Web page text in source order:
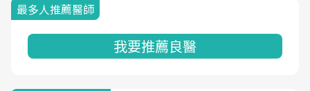
最多人推薦醫師
我要推薦良醫